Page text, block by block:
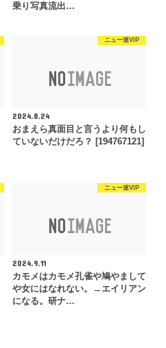
乗り写真流出…
ニュー速VIP
2024.8.24
おまえら真面目と言うより何もし
ていないだけだろ？ [194767121]
ニュー速VIP
2024.9.11
カモメはカモメ孔雀や鳩やまして
や女にはなれない。→エイリアン
になる。研ナ…